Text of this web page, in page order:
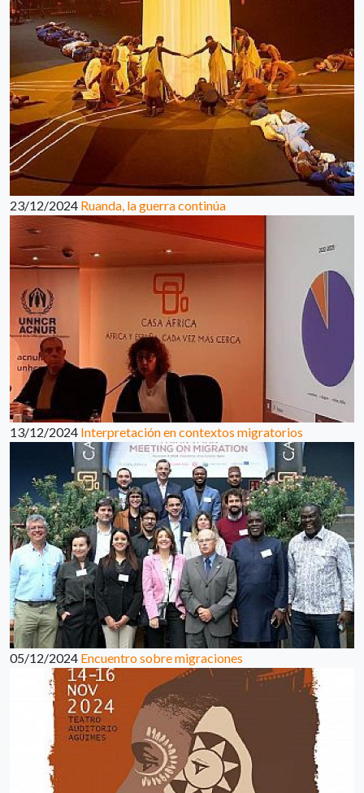
23/12/2024 Ruanda, la guerra continúa
13/12/2024 Interpretación en contextos migratorios
05/12/2024 Encuentro sobre migraciones